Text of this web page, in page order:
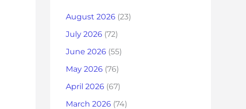
August 2026 (23)
July 2026 (72)
June 2026 (55)
May 2026 (76)
April 2026 (67)
March 2026 (74)